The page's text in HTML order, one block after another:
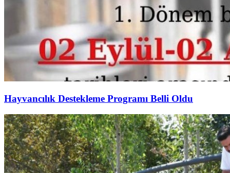
Hayvancılık Destekleme Programı Belli Oldu